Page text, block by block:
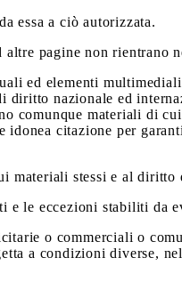
essa a ciò autorizzata.
pagine non rientrano
ed elementi
nazionale ed
comunque materiali di
idonea citazione per
stessi e al diritto
le eccezioni stabiliti da
o commerciali o
a condizioni diverse,